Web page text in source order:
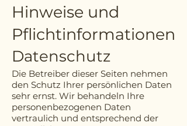
Hinweise und
Pflichtinformationen
Datenschutz
Die Betreiber dieser Seiten nehmen
den Schutz Ihrer persönlichen Daten
sehr ernst. Wir behandeln Ihre
personenbezogenen Daten
vertraulich und entsprechend der